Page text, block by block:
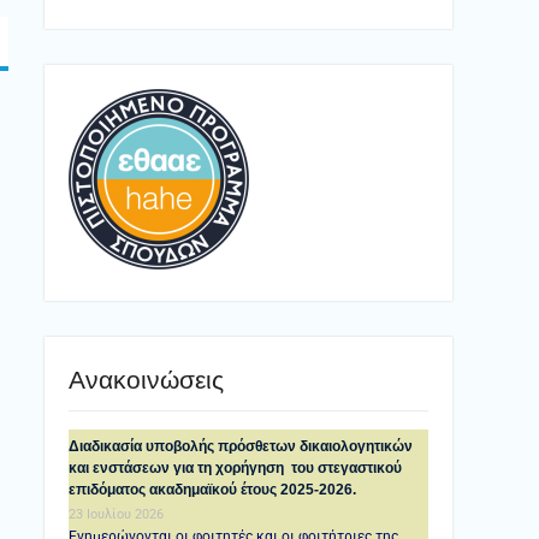
Ανακοινώσεις
Διαδικασία υποβολής πρόσθετων δικαιολογητικών
και ενστάσεων για τη χορήγηση του στεγαστικού
επιδόματος ακαδημαϊκού έτους 2025-2026.
23 Ιουλίου 2026